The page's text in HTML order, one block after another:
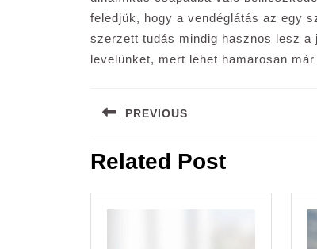
feledjük, hogy a vendéglátás az egy
szerzett tudás mindig hasznos lesz
levelünket, mert lehet hamarosan
navigáció
PREVIOUS
post:
Related Post